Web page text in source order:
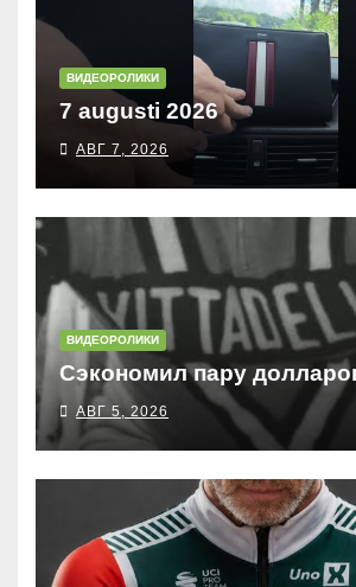
ВИДЕОРОЛИКИ
7 augusti 2026
АВГ 7, 2026
ВИДЕОРОЛИКИ
Сэкономил пару
АВГ 5, 2026